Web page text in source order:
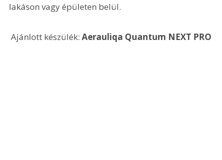
lakáson vagy épületen belül.
Ajánlott készülék: Aerauliqa Quantum NEXT PRO